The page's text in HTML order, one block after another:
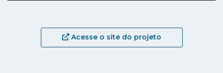
Acesse o site do projeto